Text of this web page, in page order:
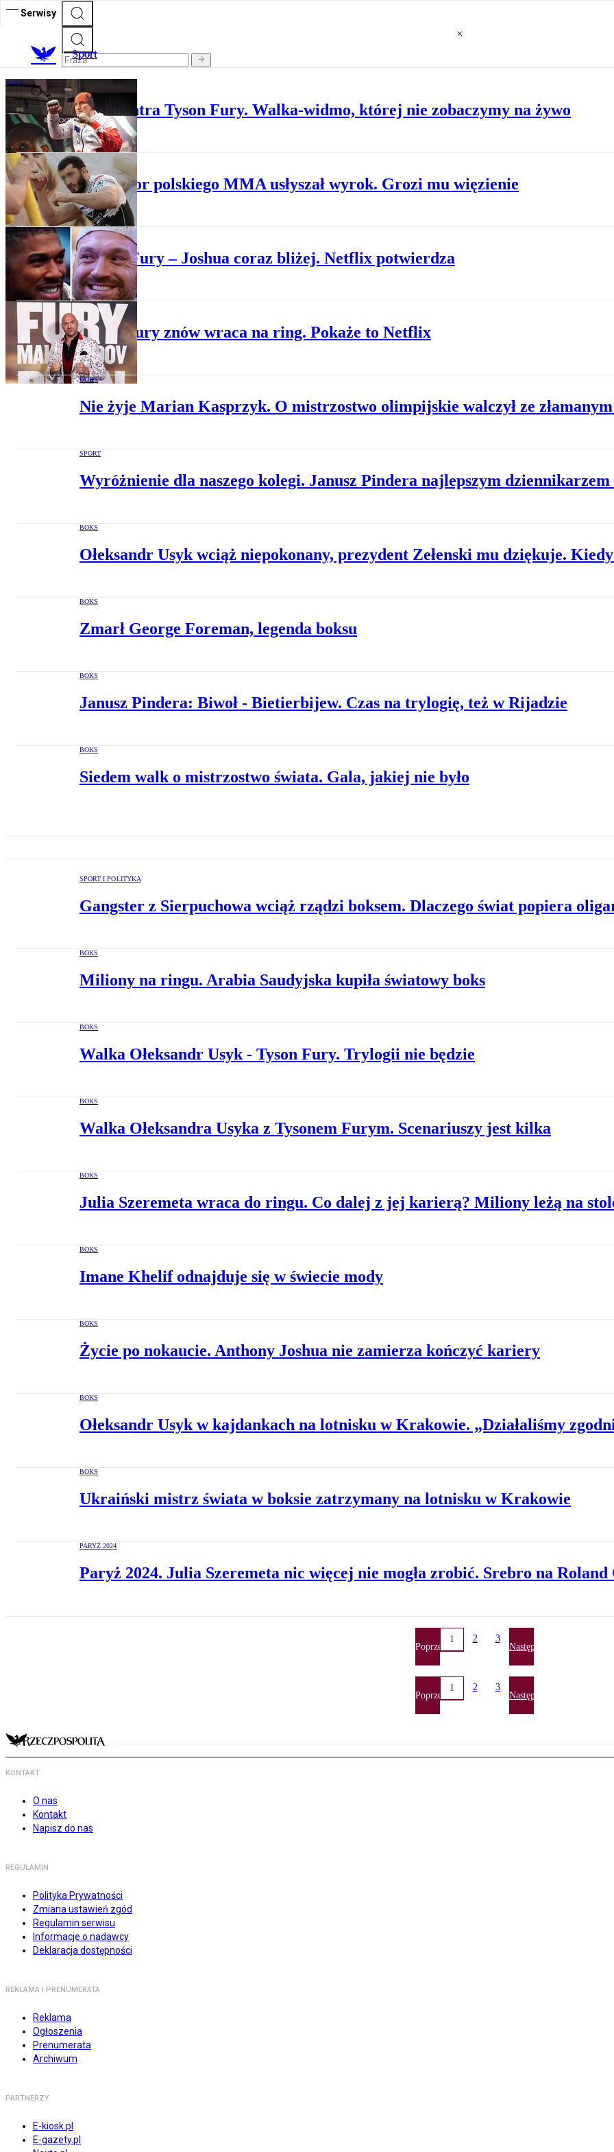
Serwisy
Sport
BOKS
Mariusz Wach kontra Tyson Fury. Walka-widmo, której nie zobaczymy na żywo
SPORTY WALKI
Gwiazdor polskiego MMA usłyszał wyrok. Grozi mu więzienie
BOKS
Walka Fury – Joshua coraz bliżej. Netflix potwierdza
BOKS
Tyson Fury znów wraca na ring. Pokaże to Netflix
BOKS
Nie żyje Marian Kasprzyk. O mistrzostwo olimpijskie walczył ze
SPORT
Wyróżnienie dla naszego kolegi. Janusz Pindera najlepszym
BOKS
Ołeksandr Usyk wciąż niepokonany, prezydent Zełenski mu dziękuje.
BOKS
Zmarł George Foreman, legenda boksu
BOKS
Janusz Pindera: Biwoł - Bietierbijew. Czas na trylogię, też w Rijadzie
BOKS
Siedem walk o mistrzostwo świata. Gala, jakiej nie było
SPORT I POLITYKA
Gangster z Sierpuchowa wciąż rządzi boksem. Dlaczego świat popiera
BOKS
Miliony na ringu. Arabia Saudyjska kupiła światowy boks
BOKS
Walka Ołeksandr Usyk - Tyson Fury. Trylogii nie będzie
BOKS
Walka Ołeksandra Usyka z Tysonem Furym. Scenariuszy jest kilka
BOKS
Julia Szeremeta wraca do ringu. Co dalej z jej karierą? Miliony leżą na
BOKS
Imane Khelif odnajduje się w świecie mody
BOKS
Życie po nokaucie. Anthony Joshua nie zamierza kończyć kariery
BOKS
Ołeksandr Usyk w kajdankach na lotnisku w Krakowie. „Działaliśmy
BOKS
Ukraiński mistrz świata w boksie zatrzymany na lotnisku w Krakowie
PARYŻ 2024
Paryż 2024. Julia Szeremeta nic więcej nie mogła zrobić. Srebro na
Poprzednia
1 2 3
Następna
Poprzednia
1 2 3
Następna
KONTAKT
O nas
Kontakt
Napisz do nas
REGULAMIN
Polityka Prywatności
Zmiana ustawień zgód
Regulamin serwisu
Informacje o nadawcy
Deklaracja dostępności
REKLAMA I PRENUMERATA
Reklama
Ogłoszenia
Prenumerata
Archiwum
PARTNERZY
E-kiosk.pl
E-gazety.pl